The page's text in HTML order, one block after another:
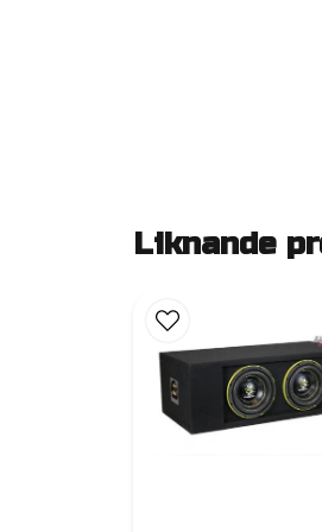
Liknande